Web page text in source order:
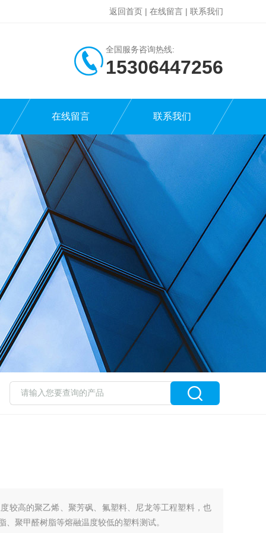
返回首页 | 在线留言 | 联系我们
全国服务咨询热线:
15306447256
在线留言 联系我们
较高的聚乙烯、聚芳砜、氟塑料、尼龙等工程塑料，也
聚甲醛树脂等熔融温度较低的塑料测试。